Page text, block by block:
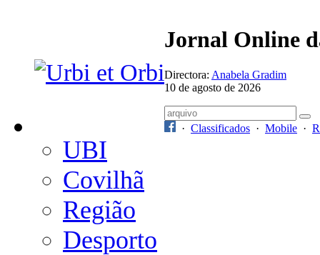
Jornal Online
Directora: Anabela Gradim
10 de agosto de 2026
· Classificados · Mobile ·
UBI
Covilhã
Região
Desporto